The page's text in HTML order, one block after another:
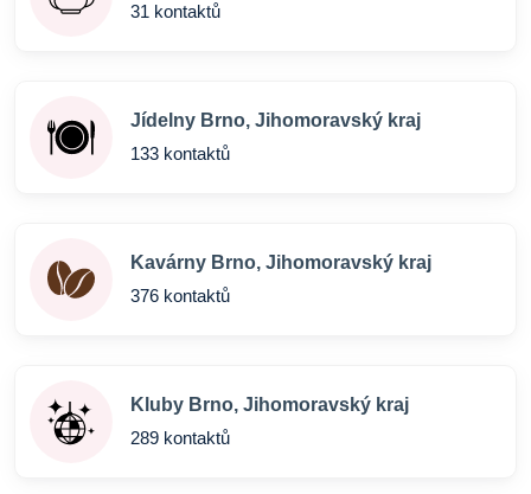
31 kontaktů
Jídelny Brno, Jihomoravský kraj
133 kontaktů
Kavárny Brno, Jihomoravský kraj
376 kontaktů
Kluby Brno, Jihomoravský kraj
289 kontaktů